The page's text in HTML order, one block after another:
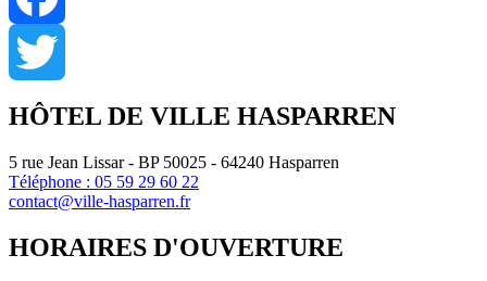
Facebook
Twitter
HÔTEL DE VILLE HASPARREN
5 rue Jean Lissar - BP 50025 - 64240 Hasparren
Téléphone : 05 59 29 60 22
contact@ville-hasparren.fr
HORAIRES D'OUVERTURE